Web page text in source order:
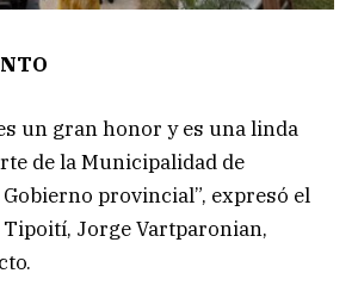
un gran honor y es una linda
de la Municipalidad de
provincial”, expresó el
Jorge Vartparonian,